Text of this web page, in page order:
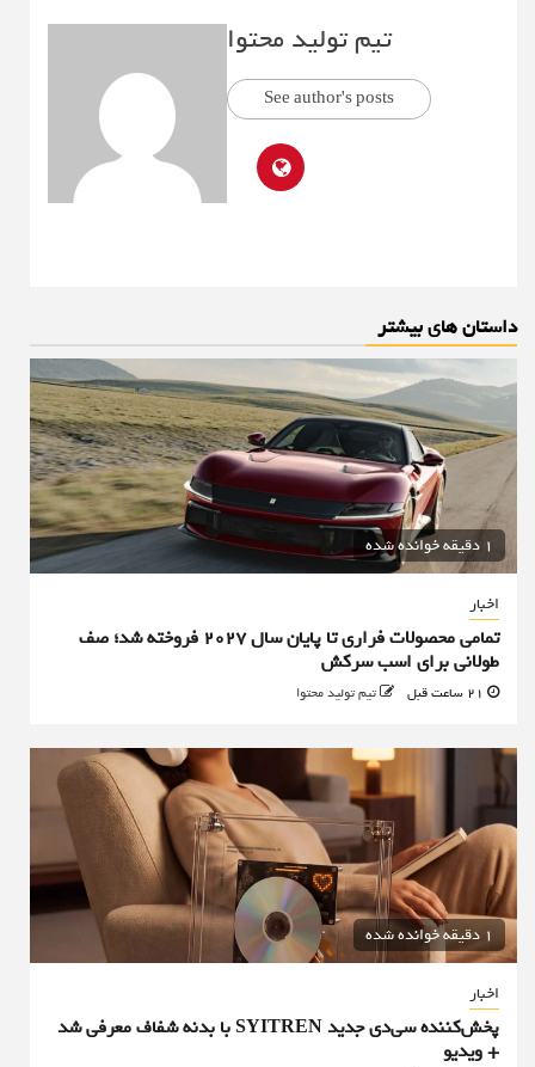
تیم تولید محتوا
See author's posts
داستان های بیشتر
1 دقیقه خوانده شده
اخبار
تمامی محصولات فراری تا پایان سال ۲۰۲۷ فروخته شد؛ صف
طولانی برای اسب سرکش
تیم تولید محتوا
1 دقیقه خوانده شده
اخبار
پخش‌کننده سی‌دی جدید SYITREN با بدنه شفاف معرفی شد
+ ویدیو